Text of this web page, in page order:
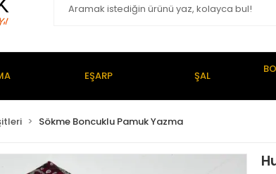
EŞARP ŞAL
Sökme Boncuklu Pamuk Yazma